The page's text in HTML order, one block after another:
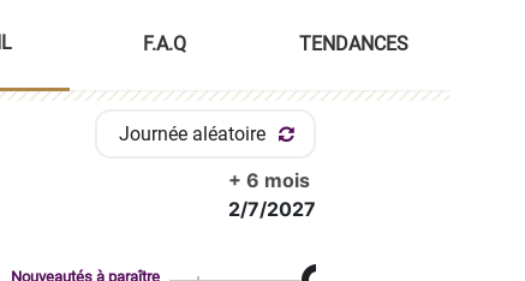
F.A.Q TENDANCES
Journée aléatoire
+ 6 mois
2/7/2027
Nouveautés à paraître